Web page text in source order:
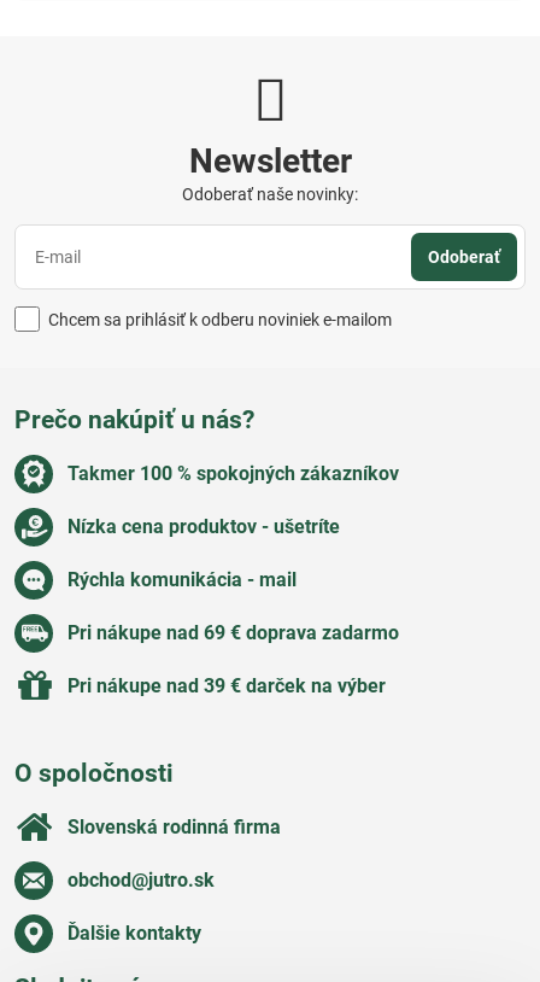
Newsletter
Odoberať naše novinky:
Odoberať
Chcem sa prihlásiť k odberu noviniek e-mailom
Prečo nakúpiť u nás?
Takmer 100 % spokojných zákazníkov
Nízka cena produktov - ušetríte
Rýchla komunikácia - mail
Pri nákupe nad 69 € doprava zadarmo
Pri nákupe nad 39 € darček na výber
O spoločnosti
Slovenská rodinná firma
obchod​@jutro​.sk
Ďalšie kontakty